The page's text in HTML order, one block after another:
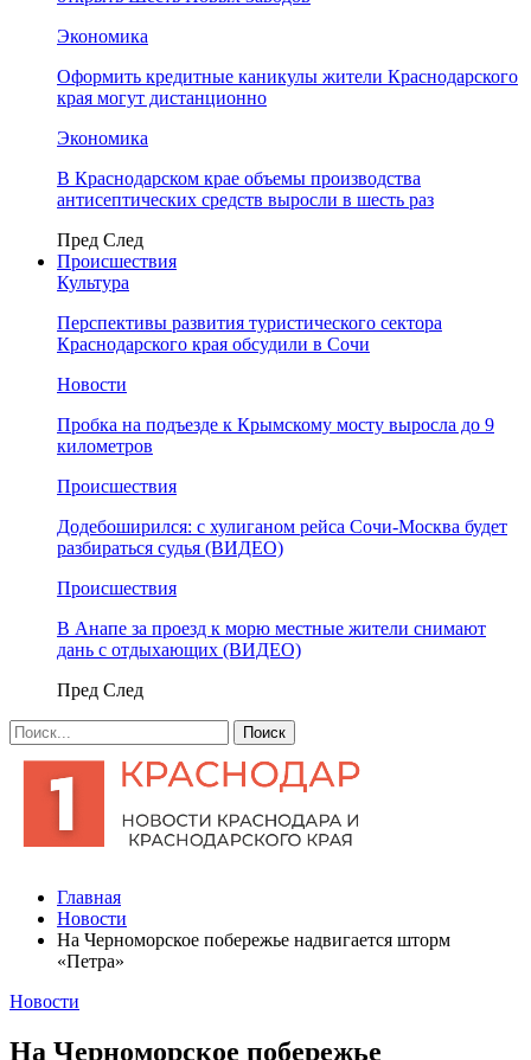
Экономика
Оформить кредитные каникулы жители Краснодарского
края могут дистанционно
Экономика
В Краснодарском крае объемы производства
антисептических средств выросли в шесть раз
Пред След
Происшествия
Культура
Перспективы развития туристического сектора
Краснодарского края обсудили в Сочи
Новости
Пробка на подъезде к Крымскому мосту выросла до 9
километров
Происшествия
Додебоширился: с хулиганом рейса Сочи-Москва будет
разбираться судья (ВИДЕО)
Происшествия
В Анапе за проезд к морю местные жители снимают
дань с отдыхающих (ВИДЕО)
Пред След
Главная
Новости
На Черноморское побережье надвигается шторм
«Петра»
Новости
На Черноморское побережье